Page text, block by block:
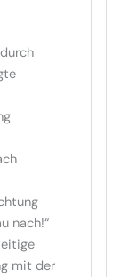
nach!“
mit der